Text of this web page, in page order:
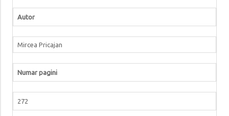
Autor
Mircea Pricajan
Numar pagini
272